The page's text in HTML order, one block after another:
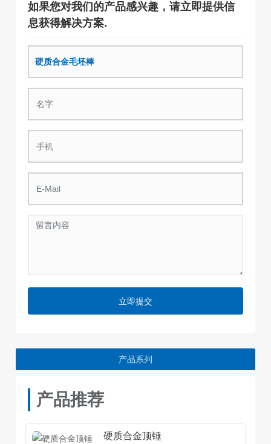
如果您对我们的产品感兴趣，请立即提供信
息获得解决方案.
硬质合金毛坯棒
立即提交
产品系列
产品推荐
硬质合金顶锤